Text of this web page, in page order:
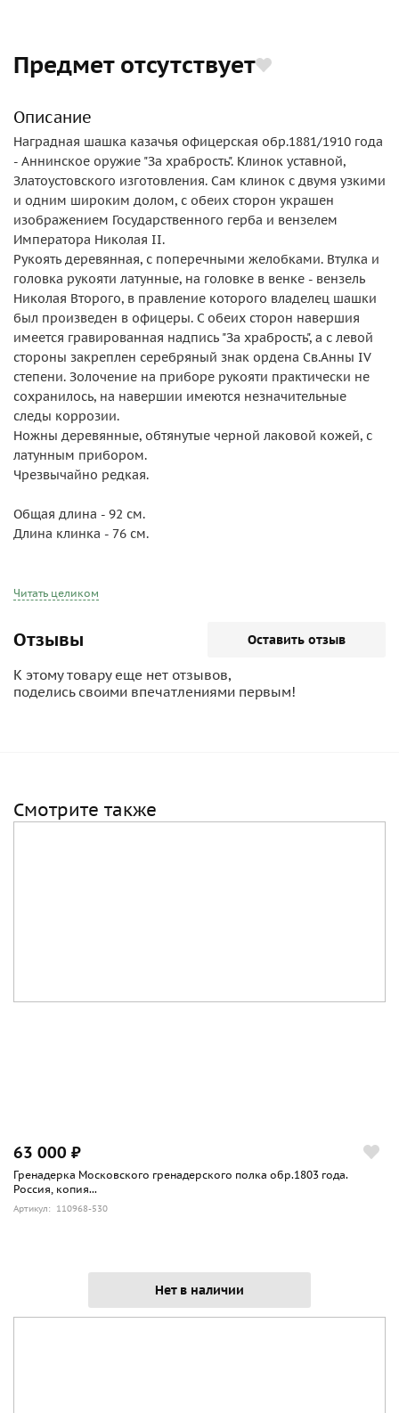
Предмет отсутствует
Описание
Наградная шашка казачья офицерская обр.1881/1910 года
- Аннинское оружие "За храбрость". Клинок уставной,
Златоустовского изготовления. Сам клинок с двумя узкими
и одним широким долом, с обеих сторон украшен
изображением Государственного герба и вензелем
Императора Николая II.
Рукоять деревянная, с поперечными желобками. Втулка и
головка рукояти латунные, на головке в венке - вензель
Николая Второго, в правление которого владелец шашки
был произведен в офицеры. С обеих сторон навершия
имеется гравированная надпись "За храбрость", а с левой
стороны закреплен серебряный знак ордена Св.Анны IV
степени. Золочение на приборе рукояти практически не
сохранилось, на навершии имеются незначительные
следы коррозии.
Ножны деревянные, обтянутые черной лаковой кожей, с
латунным прибором.
Чрезвычайно редкая.
Общая длина - 92 см.
Длина клинка - 76 см.
всех казачьих частей, за исключением кавказских
этом вензель с головки рукояти убирался.
Читать целиком
Отзывы Оставить отзыв
К этому товару еще нет отзывов,
поделись своими впечатлениями первым!
Смотрите также
63 000 ₽
Гренадерка Московского гренадерского полка обр.1803 года.
Россия, копия...
Артикул: 110968-530
Нет в наличии